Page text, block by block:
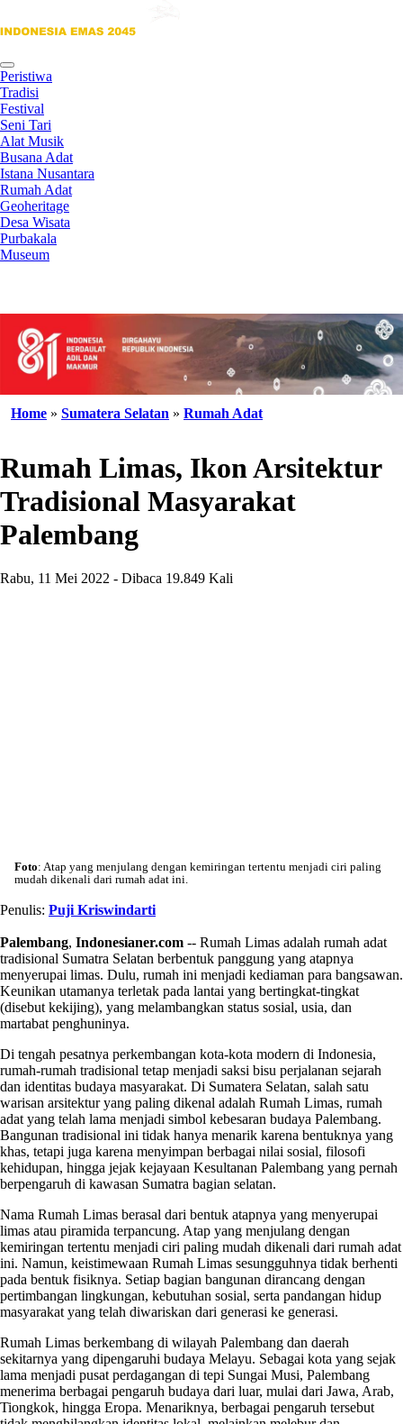
Peristiwa
Tradisi
Festival
Seni Tari
Alat Musik
Busana Adat
Istana Nusantara
Rumah Adat
Geoheritage
Desa Wisata
Purbakala
Museum
Home » Sumatera Selatan » Rumah Adat
Rumah Limas, Ikon Arsitektur
Tradisional Masyarakat
Palembang
Rabu, 11 Mei 2022 - Dibaca 19.849 Kali
Foto: Atap yang menjulang dengan kemiringan tertentu menjadi ciri paling
mudah dikenali dari rumah adat ini.
Penulis: Puji Kriswindarti
Palembang, Indonesianer.com -- Rumah Limas adalah rumah adat
tradisional Sumatra Selatan berbentuk panggung yang atapnya
menyerupai limas. Dulu, rumah ini menjadi kediaman para bangsawan.
Keunikan utamanya terletak pada lantai yang bertingkat-tingkat
(disebut kekijing), yang melambangkan status sosial, usia, dan
martabat penghuninya.
Di tengah pesatnya perkembangan kota-kota modern di Indonesia,
rumah-rumah tradisional tetap menjadi saksi bisu perjalanan sejarah
dan identitas budaya masyarakat. Di Sumatera Selatan, salah satu
warisan arsitektur yang paling dikenal adalah Rumah Limas, rumah
adat yang telah lama menjadi simbol kebesaran budaya Palembang.
Bangunan tradisional ini tidak hanya menarik karena bentuknya yang
khas, tetapi juga karena menyimpan berbagai nilai sosial, filosofi
kehidupan, hingga jejak kejayaan Kesultanan Palembang yang pernah
berpengaruh di kawasan Sumatra bagian selatan.
Nama Rumah Limas berasal dari bentuk atapnya yang menyerupai
limas atau piramida terpancung. Atap yang menjulang dengan
kemiringan tertentu menjadi ciri paling mudah dikenali dari rumah adat
ini. Namun, keistimewaan Rumah Limas sesungguhnya tidak berhenti
pada bentuk fisiknya. Setiap bagian bangunan dirancang dengan
pertimbangan lingkungan, kebutuhan sosial, serta pandangan hidup
masyarakat yang telah diwariskan dari generasi ke generasi.
Rumah Limas berkembang di wilayah Palembang dan daerah
sekitarnya yang dipengaruhi budaya Melayu. Sebagai kota yang sejak
lama menjadi pusat perdagangan di tepi Sungai Musi, Palembang
menerima berbagai pengaruh budaya dari luar, mulai dari Jawa, Arab,
Tiongkok, hingga Eropa. Menariknya, berbagai pengaruh tersebut